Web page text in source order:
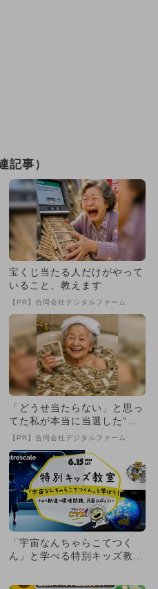
記事）
宝くじ当たる人だけがやって
いること、教えます
【PR】合同会社デジタルファーム
「どうせ当たらない」と思っ
てた私が本当に当選した“買
い方”がこれ
【PR】合同会社デジタルファーム
「宇宙なんちゃらこてつく
ん」と学べる特別キッズ教室